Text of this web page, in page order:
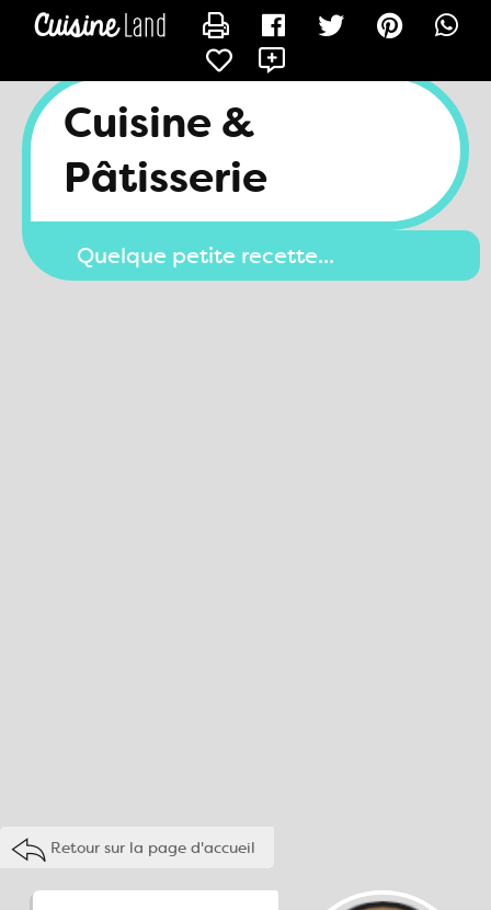
Cuisine &
Pâtisserie
Quelque petite recette...
Retour sur la page d'accueil
CONTACTER INÈS1